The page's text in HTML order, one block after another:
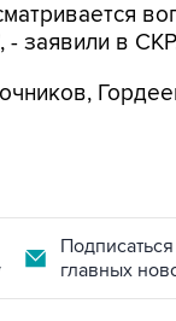
заявили в
главных